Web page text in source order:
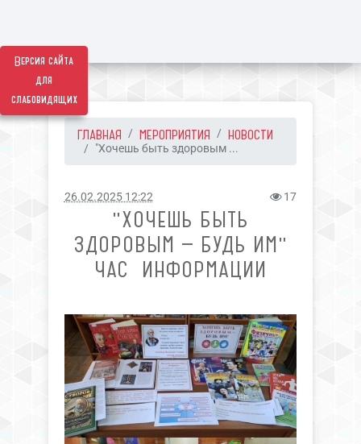
Версия сайта
для
слабовидящих
ГЛАВНАЯ МЕРОПРИЯТИЯ НОВОСТИ
"Хочешь быть здоровым ...
26.02.2025 12:22 17
"ХОЧЕШЬ БЫТЬ
ЗДОРОВЫМ — БУДЬ ИМ"
ЧАС ИНФОРМАЦИИ